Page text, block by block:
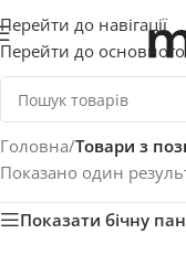
Перейти до навігації
Перейти до основного
Головна/Товари з
Показано один
Показати бічну